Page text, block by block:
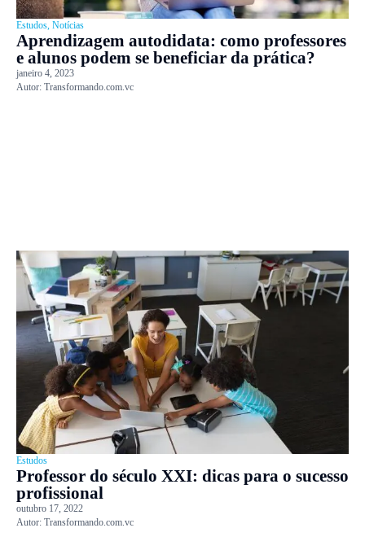
Estudos, Notícias
Aprendizagem autodidata: como professores
e alunos podem se beneficiar da prática?
janeiro 4, 2023
Autor: Transformando.com.vc
Estudos
Professor do século XXI: dicas para o sucesso
profissional
outubro 17, 2022
Autor: Transformando.com.vc